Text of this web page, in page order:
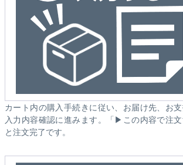
カート内の購入手続きに従い、お届け先、お
入力内容確認に進みます。「▶この内容で注
と注文完了です。